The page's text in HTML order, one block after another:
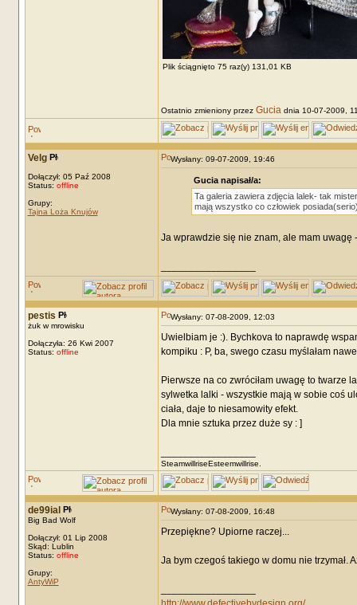
Plik ściągnięto 75 raz(y) 131,01 KB
Ostatnio zmieniony przez Gucia dnia 10-07-2009,
Velg
Dołączył: 05 Paź 2008
Status: offline
Grupy:
Tajna Loża Knujów
Wysłany: 09-07-2009, 19:46
Gucia napisał/a:
Ta galeria zawiera zdjęcia lalek- tak
mają wszystko co człowiek
Ja wprawdzie się nie znam, ale mam
pestis
żuk w mrowisku
Dołączyła: 26 Kwi 2007
Status: offline
Wysłany: 07-08-2009, 12:03
Uwielbiam je :). Bychkova to naprawdę
kompiku : P, ba, swego czasu myślałam
Pierwsze na co zwróciłam uwagę to twarze
sylwetka lalki - wszystkie mają w sobie coś
ciała, daje to niesamowity efekt.
Dla mnie sztuka przez duże sy : ]
SteamwillriseEsteemwillrise.
de99ial
Big Bad Wolf
Dołączył: 01 Lip 2008
Skąd: Lublin
Status: offline
Grupy:
AntyWiP
Wysłany: 07-08-2009, 16:48
Przepiękne? Upiorne raczej...
Ja bym czegoś takiego w domu nie trzymał.